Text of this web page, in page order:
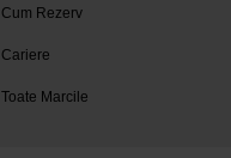
Cum Rezerv
Cariere
Toate Marcile